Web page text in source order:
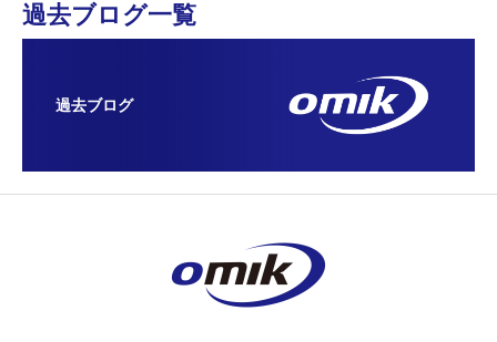
過去ブログ一覧
過去ブログ